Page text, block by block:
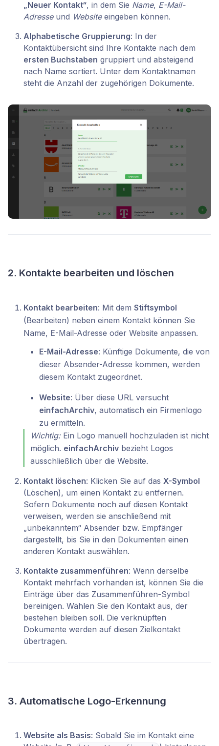
„Neuer Kontakt“, in dem Sie Name, E-Mail-
Adresseund Websiteeingeben können.
Alphabetische Gruppierung: In der
Kontaktübersicht sind Ihre Kontakte nach dem
ersten Buchstaben gruppiert und absteigend
nach Name sortiert. Unter dem Kontaktnamen
steht die Anzahl der zugehörigen Dokumente.
2. Kontakte bearbeiten und löschen
Kontakt bearbeiten: Mit dem Stiftsymbol
(Bearbeiten) neben einem Kontakt können Sie
Name, E-Mail-Adresse oder Website anpassen.
E-Mail-Adresse: Künftige Dokumente, die von
dieser Absender-Adresse kommen, werden
diesem Kontakt zugeordnet.
Website: Über diese URL versucht
einfachArchiv, automatisch ein Firmenlogo
zu ermitteln.
Wichtig:Ein Logo manuell hochzuladen ist nicht
möglich. einfachArchiv bezieht Logos
ausschließlich über die Website.
Kontakt löschen: Klicken Sie auf das X-Symbol
(Löschen), um einen Kontakt zu entfernen.
Sofern Dokumente noch auf diesen Kontakt
verweisen, werden sie anschließend mit
„unbekanntem“ Absender bzw. Empfänger
dargestellt, bis Sie in den Dokumenten einen
anderen Kontakt auswählen.
Kontakte zusammenführen: Wenn derselbe
Kontakt mehrfach vorhanden ist, können Sie die
Einträge über das Zusammenführen-Symbol
bereinigen. Wählen Sie den Kontakt aus, der
bestehen bleiben soll. Die verknüpften
Dokumente werden auf diesen Zielkontakt
übertragen.
3. Automatische Logo-Erkennung
Website als Basis: Sobald Sie im Kontakt eine